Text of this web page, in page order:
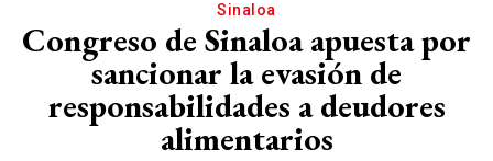
Sinaloa
Congreso de Sinaloa apuesta por
sancionar la evasión de
responsabilidades a deudores
alimentarios